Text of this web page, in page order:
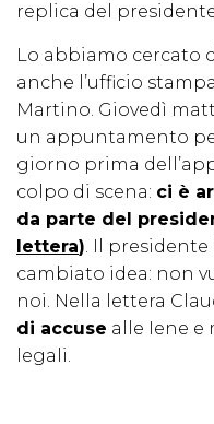
replica del
Lo abbiamo cercato
anche l’ufficio
Martino. Giovedì
un appuntamento
giorno prima
colpo di scena: ci è
da parte del
lettera). Il presidente
cambiato idea: non
noi. Nella lettera
di accuse alle Iene e
legali.